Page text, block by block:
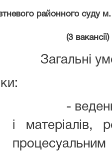
районного суду м.
(3 вакансії)
Загальні
-
і матеріалів,